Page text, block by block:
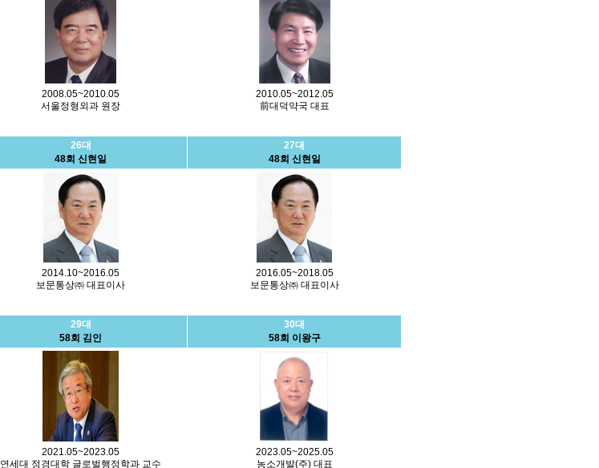
2008.05~2010.05
서울정형외과 원장
2010.05~2012.05
前대덕약국 대표
26대
48회 신현일
27대
48회 신현일
2014.10~2016.05
보문통상㈜ 대표이사
2016.05~2018.05
보문통상㈜ 대표이사
29대
58회 김인
30대
58회 이왕구
2021.05~2023.05
연세대 정경대학 글로벌행정학과 교수
2023.05~2025.05
농소개발(주) 대표